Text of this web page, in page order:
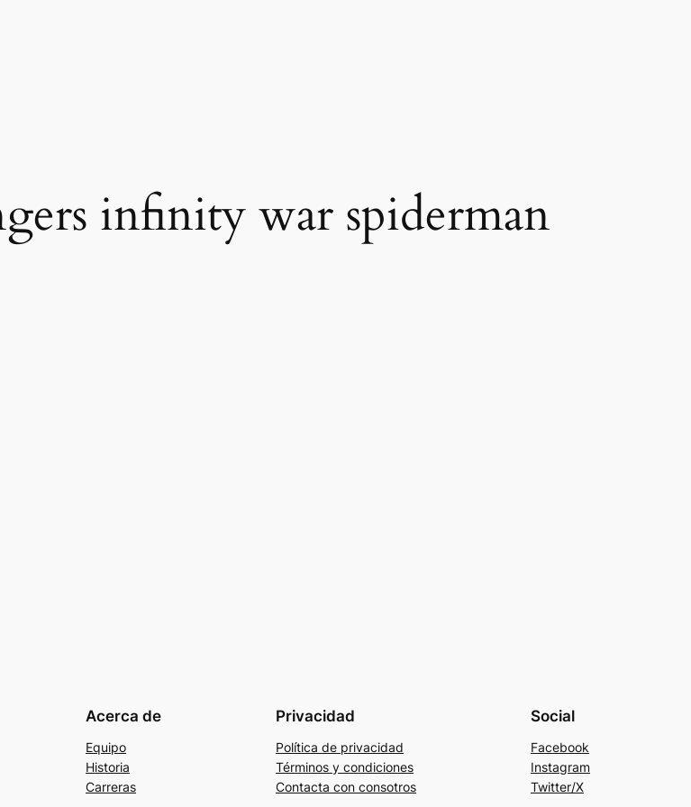
infinity war spiderman
Acerca de
Equipo
Historia
Carreras
Privacidad
Política de privacidad
Términos y condiciones
Contacta con consotros
Social
Facebook
Instagram
Twitter/X